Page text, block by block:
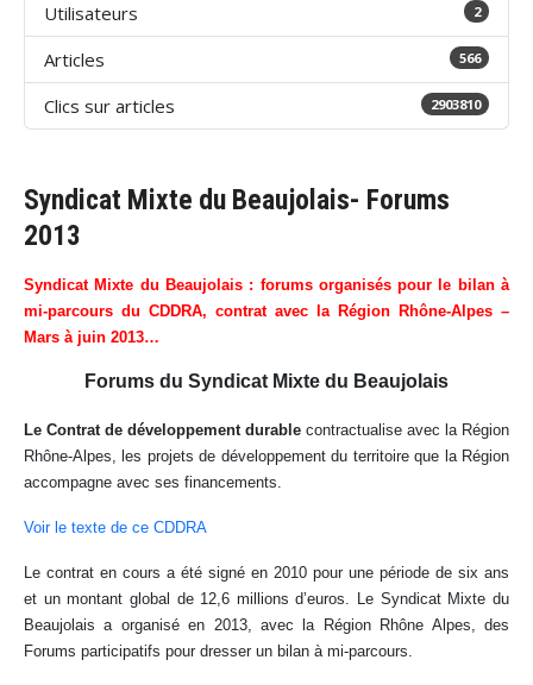
Utilisateurs 2
Articles 566
Clics sur articles 2903810
Syndicat Mixte du Beaujolais- Forums
2013
Syndicat Mixte du Beaujolais : forums organisés pour le bilan à
mi-parcours du CDDRA, contrat avec la Région Rhône-Alpes –
Mars à juin 2013…
Forums du Syndicat Mixte du Beaujolais
Le Contrat de développement durable contractualise avec la Région
Rhône-Alpes, les projets de développement du territoire que la Région
accompagne avec ses financements.
Voir le texte de ce CDDRA
Le contrat en cours a été signé en 2010 pour une période de six ans
et un montant global de 12,6 millions d’euros. Le Syndicat Mixte du
Beaujolais a organisé en 2013, avec la Région Rhône Alpes, des
Forums participatifs pour dresser un bilan à mi-parcours.